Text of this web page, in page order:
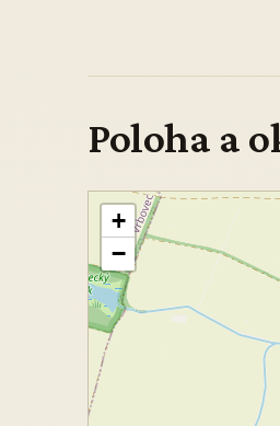
Poloha a
+
−